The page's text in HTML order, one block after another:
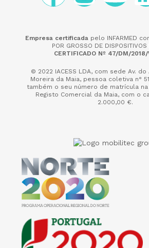
Empresa certificadapelo INFARMED
POR GROSSO DE DISPOSITIVOS
CERTIFICADO Nº 47/DM/
© 2022 IACESS LDA, com sede Av.
Moreira da Maia, pessoa coletiva n°
também o seu número de matrícula
Registo Comercial da Maia, com o
2.000,00 €.